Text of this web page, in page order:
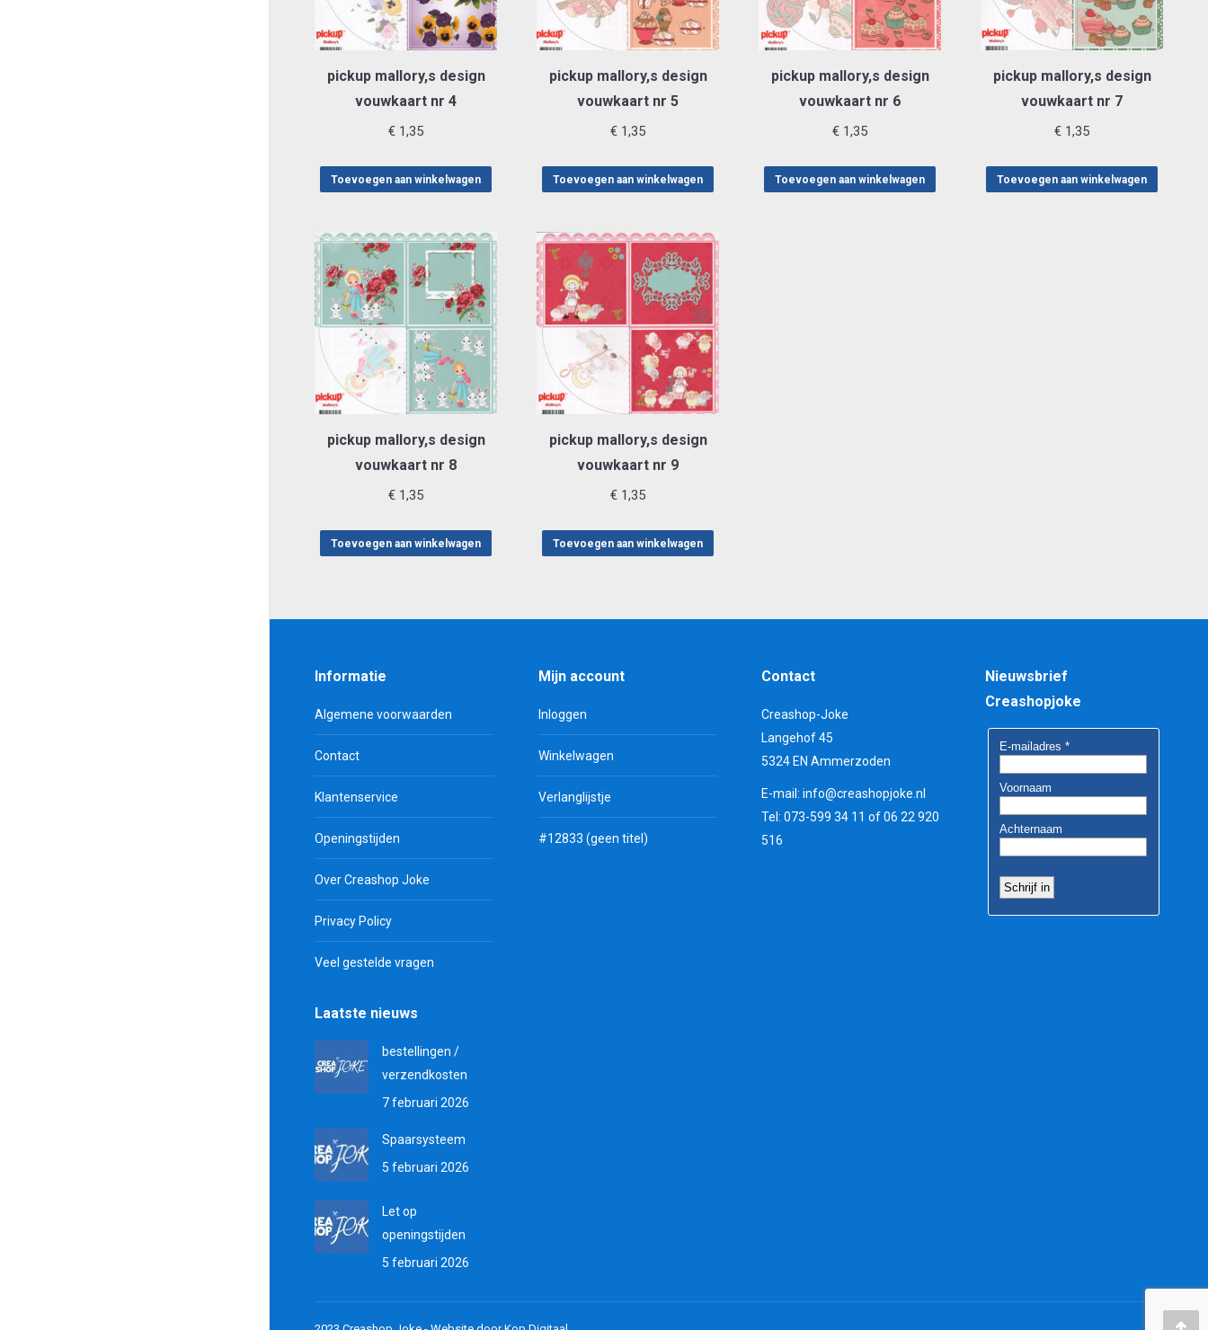
pickup mallory,s design
vouwkaart nr 4
€ 1,35
Toevoegen aan winkelwagen
pickup mallory,s design
vouwkaart nr 5
€ 1,35
Toevoegen aan winkelwagen
pickup mallory,s design
vouwkaart nr 6
€ 1,35
Toevoegen aan winkelwagen
pickup mallory,s design
vouwkaart nr 7
€ 1,35
Toevoegen aan winkelwagen
pickup mallory,s design
vouwkaart nr 8
€ 1,35
Toevoegen aan winkelwagen
pickup mallory,s design
vouwkaart nr 9
€ 1,35
Toevoegen aan winkelwagen
Informatie
Algemene voorwaarden
Contact
Klantenservice
Openingstijden
Over Creashop Joke
Privacy Policy
Veel gestelde vragen
Mijn account
Inloggen
Winkelwagen
Verlanglijstje
#12833 (geen titel)
Contact
Creashop-Joke
Langehof 45
5324 EN Ammerzoden
E-mail: info@creashopjoke.nl
Tel: 073-599 34 11 of 06 22 920
516
Nieuwsbrief
Creashopjoke
Laatste nieuws
bestellingen /
verzendkosten
7 februari 2026
Spaarsysteem
5 februari 2026
Let op
openingstijden
5 februari 2026